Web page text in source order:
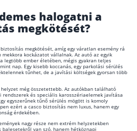
halogatni a
megkötését?
megkötését, amíg egy váratlan esemény rá
kockázatot vállalnak. Az autó az egyik
legtöbb ember életében, mégis gyakran teljes
nap. Egy kisebb koccanás, egy parkolási sérülés
tűnhet, de a javítási költségek gyorsan több
még összetettebb. Az autókban található
rendszerek és speciális karosszériaelemek javítása
egyszerűnek tűnő sérülés mögött is komoly
ezért a casco biztosítás nem luxus, hanem egy
érdekében.
nagy része nem extrém helyzetekben
van szó, hanem hétköznapi